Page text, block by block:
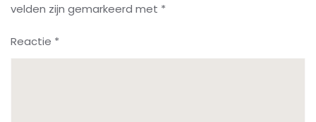
velden zijn gemarkeerd met *
Reactie *